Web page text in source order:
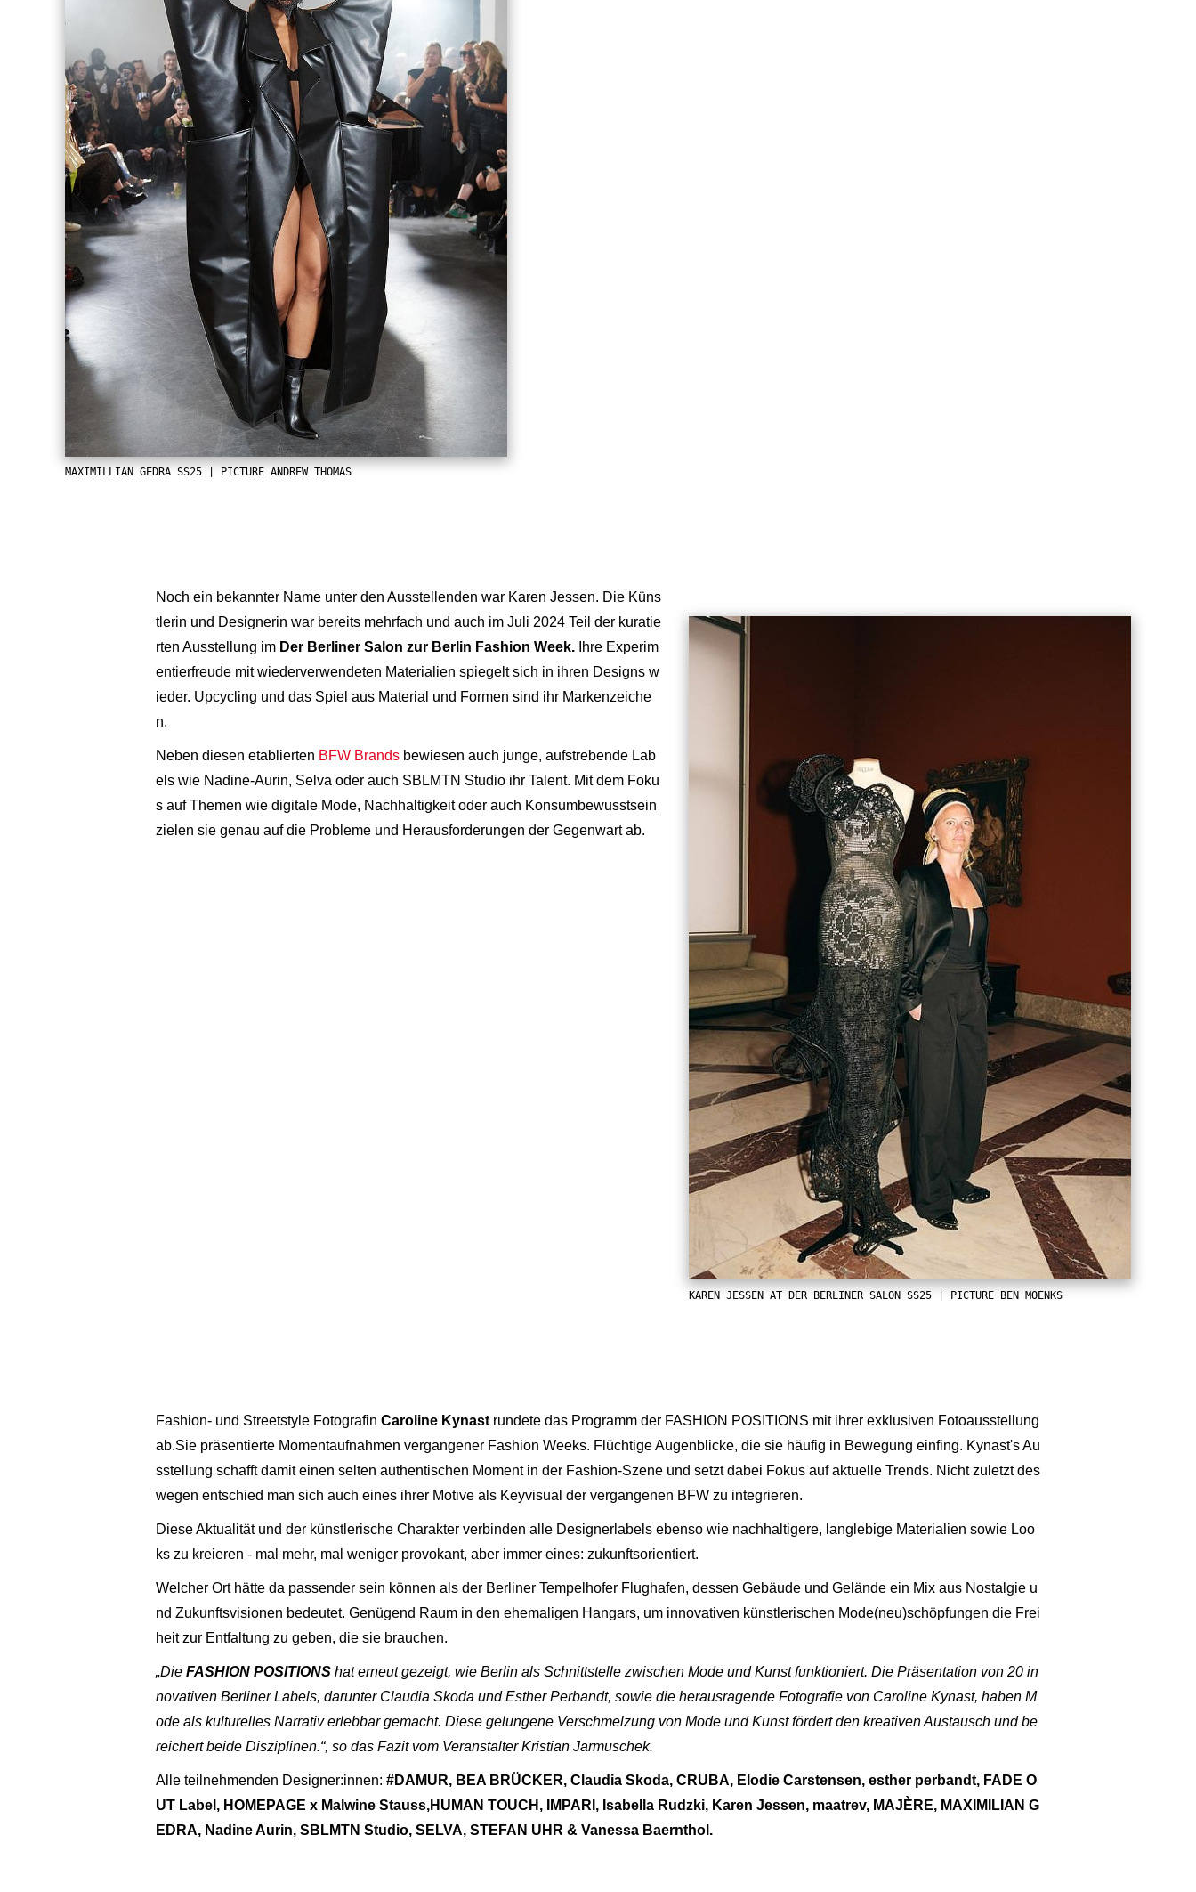
MAXIMILLIAN GEDRA SS25 | PICTURE ANDREW THOMAS
KAREN JESSEN AT DER BERLINER SALON SS25 | PICTURE BEN MOENKS
Noch ein bekannter Name unter den Ausstellenden war Karen Jessen. Die Küns
tlerin und Designerin war bereits mehrfach und auch im Juli 2024 Teil der kuratie
rten Ausstellung im Der Berliner Salon zur Berlin Fashion Week. Ihre Experim
entierfreude mit wiederverwendeten Materialien spiegelt sich in ihren Designs w
ieder. Upcycling und das Spiel aus Material und Formen sind ihr Markenzeiche
n.
Neben diesen etablierten BFWBrandsbewiesen auch junge, aufstrebende Lab
els wie Nadine-Aurin, Selva oder auch SBLMTN Studio ihr Talent. Mit dem Foku
s auf Themen wie digitale Mode, Nachhaltigkeit oder auch Konsumbewusstsein
zielen sie genau auf die Probleme und Herausforderungen der Gegenwart ab.
Fashion- und Streetstyle Fotografin Caroline Kynast rundete das Programm der FASHION POSITIONS mit ihrer exklusiven Fotoausstellung
ab.Sie präsentierte Momentaufnahmen vergangener Fashion Weeks. Flüchtige Augenblicke, die sie häufig in Bewegung einfing. Kynast's Au
sstellung schafft damit einen selten authentischen Moment in der Fashion-Szene und setzt dabei Fokus auf aktuelle Trends. Nicht zuletzt des
wegen entschied man sich auch eines ihrer Motive als Keyvisual der vergangenen BFW zu integrieren.
Diese Aktualität und der künstlerische Charakter verbinden alle Designerlabels ebenso wie nachhaltigere, langlebige Materialien sowie Loo
ks zu kreieren - mal mehr, mal weniger provokant, aber immer eines: zukunftsorientiert.
Welcher Ort hätte da passender sein können als der Berliner Tempelhofer Flughafen, dessen Gebäude und Gelände ein Mix aus Nostalgie u
nd Zukunftsvisionen bedeutet. Genügend Raum in den ehemaligen Hangars, um innovativen künstlerischen Mode(neu)schöpfungen die Frei
heit zur Entfaltung zu geben, die sie brauchen.
„Die FASHION POSITIONShat erneut gezeigt, wie Berlin als Schnittstelle zwischen Mode und Kunst funktioniert. Die Präsentation von 20 in
novativen Berliner Labels, darunter Claudia Skoda und Esther Perbandt, sowie die herausragende Fotografie von Caroline Kynast, haben M
ode als kulturelles Narrativ erlebbar gemacht. Diese gelungene Verschmelzung von Mode und Kunst fördert den kreativen Austausch und be
reichert beide Disziplinen.“, so das Fazit vom Veranstalter Kristian Jarmuschek.
Alle teilnehmenden Designer:innen: #DAMUR, BEA BRÜCKER, Claudia Skoda, CRUBA, Elodie Carstensen, esther perbandt, FADE O
UT Label, HOMEPAGE x Malwine Stauss,HUMAN TOUCH, IMPARI, Isabella Rudzki, Karen Jessen, maatrev, MAJÈRE, MAXIMILIAN G
EDRA, Nadine Aurin, SBLMTN Studio, SELVA, STEFAN UHR & Vanessa Baernthol.